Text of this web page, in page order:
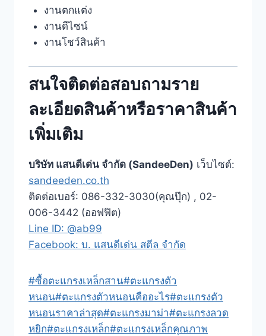
งานตกแต่ง
งานดีไซน์
งานโชว์สินค้า
สนใจติดต่อสอบถามราย
ละเอียดสินค้าหรือราคาสินค้า
เพิ่มเติม
บริษัท แสนดีเด่น จำกัด (SandeeDen) เว็บไซต์:
sandeeden.co.th
ติดต่อเบอร์: 086-332-3030(คุณปุ๊ก) , 02-
006-3442 (ออฟฟิต)
Line ID: @ab99
Facebook: บ. แสนดีเด่น สตีล จำกัด
Post
Tags:
#ซื้อตะแกรงเหล็กสาน#ตะแกรงตัว
หนอน#ตะแกรงตัวหนอนคืออะไร#ตะแกรงตัว
หนอนราคาล่าสุด#ตะแกรงมาม่า#ตะแกรงลวด
หยิก#ตะแกรงเหล็ก#ตะแกรงเหล็กคุณภาพ